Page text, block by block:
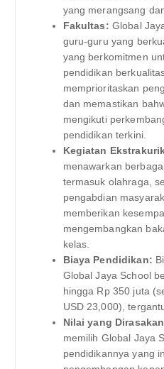
yang merangsang
Fakultas: Global
guru-guru yang
yang berkomitmen
pendidikan
memprioritaskan
dan memastikan
mengikuti
pendidikan terkini.
Kegiatan
menawarkan
termasuk olahraga,
pengabdian
memberikan
mengembangkan
kelas.
Biaya Pendidikan:
Global Jaya School
hingga Rp 350 juta
USD 23,000),
Nilai yang
memilih Global Jaya
pendidikannya yang